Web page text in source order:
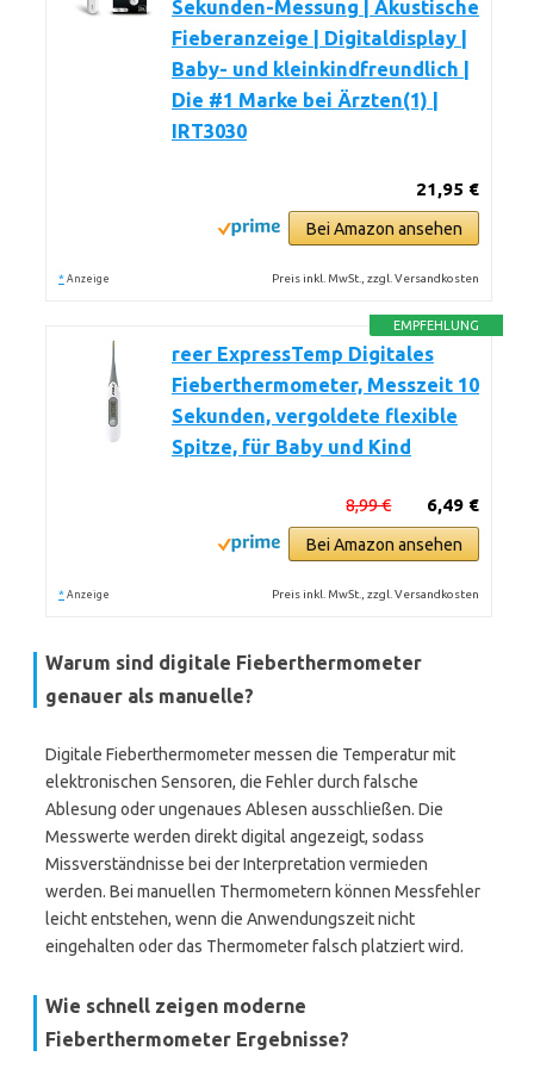
Sekunden-Messung | Akustische
Fieberanzeige | Digitaldisplay |
Baby- und kleinkindfreundlich |
Die #1 Marke bei Ärzten(1) |
IRT3030
21,95 €
Bei Amazon ansehen
* Anzeige Preis inkl. MwSt., zzgl. Versandkosten
EMPFEHLUNG
reer ExpressTemp Digitales
Fieberthermometer, Messzeit 10
Sekunden, vergoldete flexible
Spitze, für Baby und Kind
6,49 €
8,99 €
Bei Amazon ansehen
* Anzeige Preis inkl. MwSt., zzgl. Versandkosten
Warum sind digitale Fieberthermometer
genauer als manuelle?
Digitale Fieberthermometer messen die Temperatur mit
elektronischen Sensoren, die Fehler durch falsche
Ablesung oder ungenaues Ablesen ausschließen. Die
Messwerte werden direkt digital angezeigt, sodass
Missverständnisse bei der Interpretation vermieden
werden. Bei manuellen Thermometern können Messfehler
leicht entstehen, wenn die Anwendungszeit nicht
eingehalten oder das Thermometer falsch platziert wird.
Wie schnell zeigen moderne
Fieberthermometer Ergebnisse?